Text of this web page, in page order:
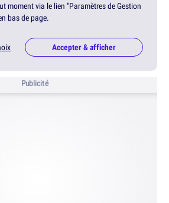
moment via le lien "Paramètres de Gestion
bas de page.
Accepter & afficher
Publicité